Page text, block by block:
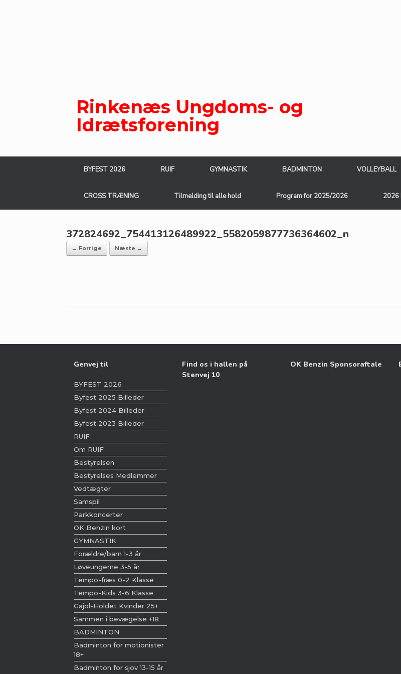
Rinkenæs Ungdoms- og
Idrætsforening
BYFEST 2026 RUIF GYMNASTIK BADMINTON VOLLEYBALL
CROSS TRÆNING Tilmelding til alle hold Program for 2025/2026 2026
372824692_754413126489922_5582059877736364602_n
← Forrige Næste →
Genvej til
BYFEST 2026
Byfest 2025 Billeder
Byfest 2024 Billeder
Byfest 2023 Billeder
RUIF
Om RUIF
Bestyrelsen
Bestyrelses Medlemmer
Vedtægter
Samspil
Parkkoncerter
OK Benzin kort
GYMNASTIK
Forældre/barn 1-3 år
Løveungerne 3-5 år
Tempo-fræs 0-2 Klasse
Tempo-Kids 3-6 Klasse
Gajol-Holdet Kvinder 25+
Sammen i bevægelse +18
BADMINTON
Badminton for motionister
18+
Badminton for sjov 13-15 år
Find os i hallen på
Stenvej 10
OK Benzin Sponsoraftale